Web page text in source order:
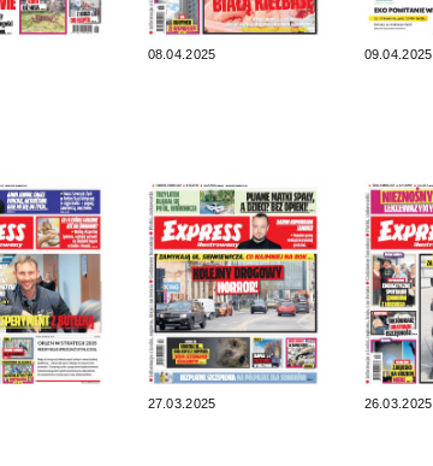
08.04.2025 09.04.2025
27.03.2025 26.03.2025